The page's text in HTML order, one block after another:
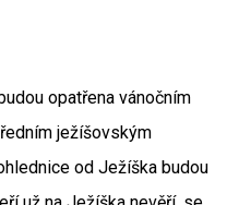
opatřena vánočním
ježíšovským
od Ježíška budou